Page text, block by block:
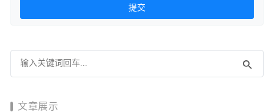
文章展示